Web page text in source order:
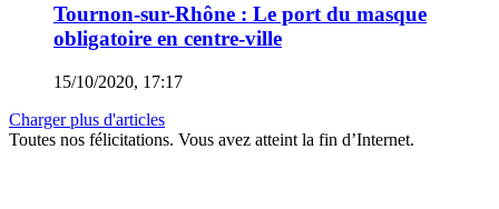
Tournon-sur-Rhône : Le port du masque
obligatoire en centre-ville
15/10/2020, 17:17
Charger plus d'articles
Toutes nos félicitations. Vous avez atteint la fin d’Internet.